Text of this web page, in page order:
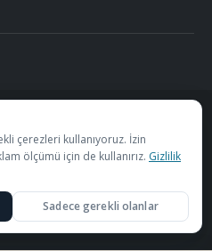
saklıdır. · Gizlilik Politikası ve KVKK
Merkezibünyesinde
çerezleri kullanıyoruz. İzin
ölçümü için de kullanırız. Gizlilik
Sadece gerekli olanlar